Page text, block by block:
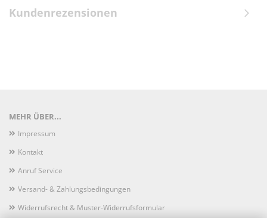
Kundenrezensionen
MEHR ÜBER...
Impressum
Kontakt
Anruf Service
Versand- & Zahlungsbedingungen
Widerrufsrecht & Muster-Widerrufsformular